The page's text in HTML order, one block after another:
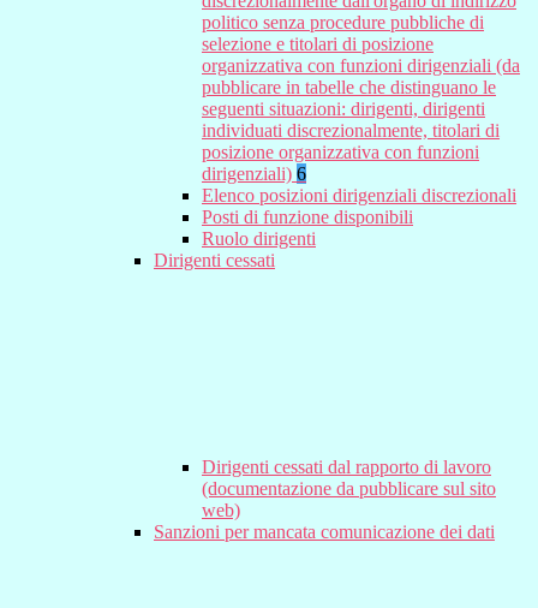
politico senza procedure pubbliche di
selezione e titolari di posizione
organizzativa con funzioni dirigenziali (da
pubblicare in tabelle che distinguano le
seguenti situazioni: dirigenti, dirigenti
individuati discrezionalmente, titolari di
posizione organizzativa con funzioni
dirigenziali) 6
Elenco posizioni dirigenziali discrezionali
Posti di funzione disponibili
Ruolo dirigenti
Dirigenti cessati
Dirigenti cessati dal rapporto di lavoro
(documentazione da pubblicare sul sito
web)
Sanzioni per mancata comunicazione dei dati